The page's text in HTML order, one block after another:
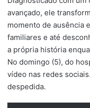
avançado, ele
momento de ausência
familiares e até
a própria história
No domingo (5), do
vídeo nas redes
despedida.